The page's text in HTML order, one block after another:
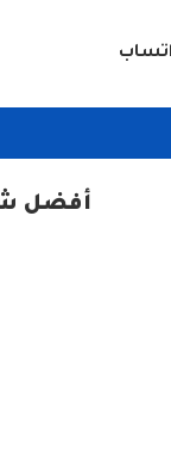
أفضل